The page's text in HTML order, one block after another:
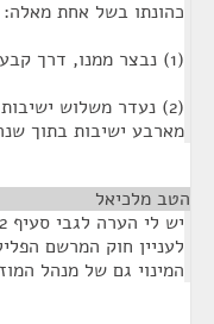
כהונתו בשל אחת מאלה:
(1) נבצר ממנו, דרך קבע, למלא את תפקידו.
(2) נעדר משלוש
מארבע ישיבות בתוך
הטב מלכיאל
לעניין חוק המרשם
המינוי גם של מנהל